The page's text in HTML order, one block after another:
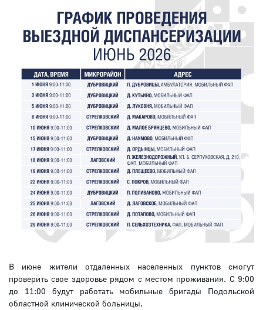
В июне жители отдаленных населенных пунктов смогут
проверить свое здоровье рядом с местом проживания. С 9:00
до 11:00 будут работать мобильные бригады Подольской
областной клинической больницы.